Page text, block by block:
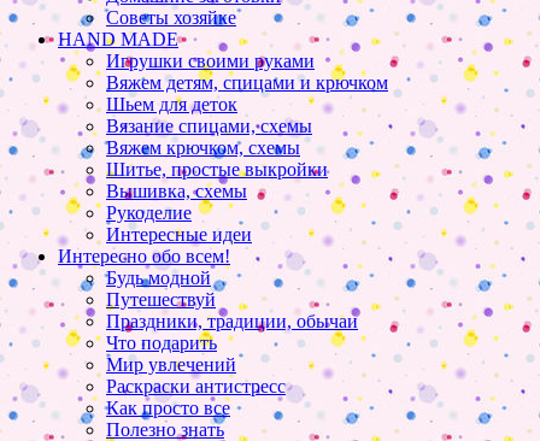
Советы хозяйке
HAND MADE
Игрушки своими руками
Вяжем детям, спицами и крючком
Шьем для деток
Вязание спицами, схемы
Вяжем крючком, схемы
Шитье, простые выкройки
Вышивка, схемы
Рукоделие
Интересные идеи
Интересно обо всем!
Будь модной
Путешествуй
Праздники, традиции, обычаи
Что подарить
Мир увлечений
Раскраски антистресс
Как просто все
Полезно знать